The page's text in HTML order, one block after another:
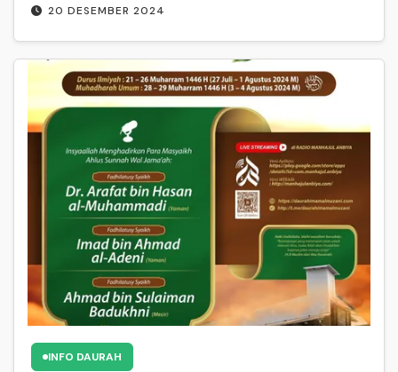
20 DESEMBER 2024
INFO DAURAH